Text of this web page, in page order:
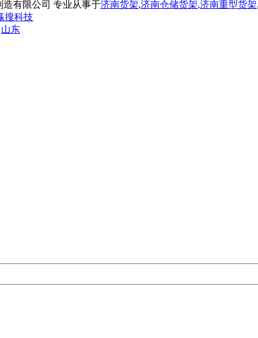
造有限公司 专业从事于济南货架,济南仓储货架,济南重型货架
搜科技
山东